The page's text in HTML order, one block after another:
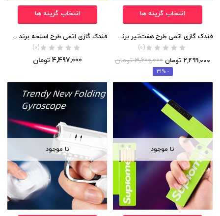
انتخاب گزینه ها
فندک گازی اتمی طرح هفت‌تیر برند Lighter اورجینال
(0)
2,499,000 تومان 3,600,000 تومان
- 31%
انتخاب گزینه ها
فندک گازی اتمی طرح اسلحه برند Zhong Long اورجینال
(0)
4,497,000 تومان
نا موجود نا موجود